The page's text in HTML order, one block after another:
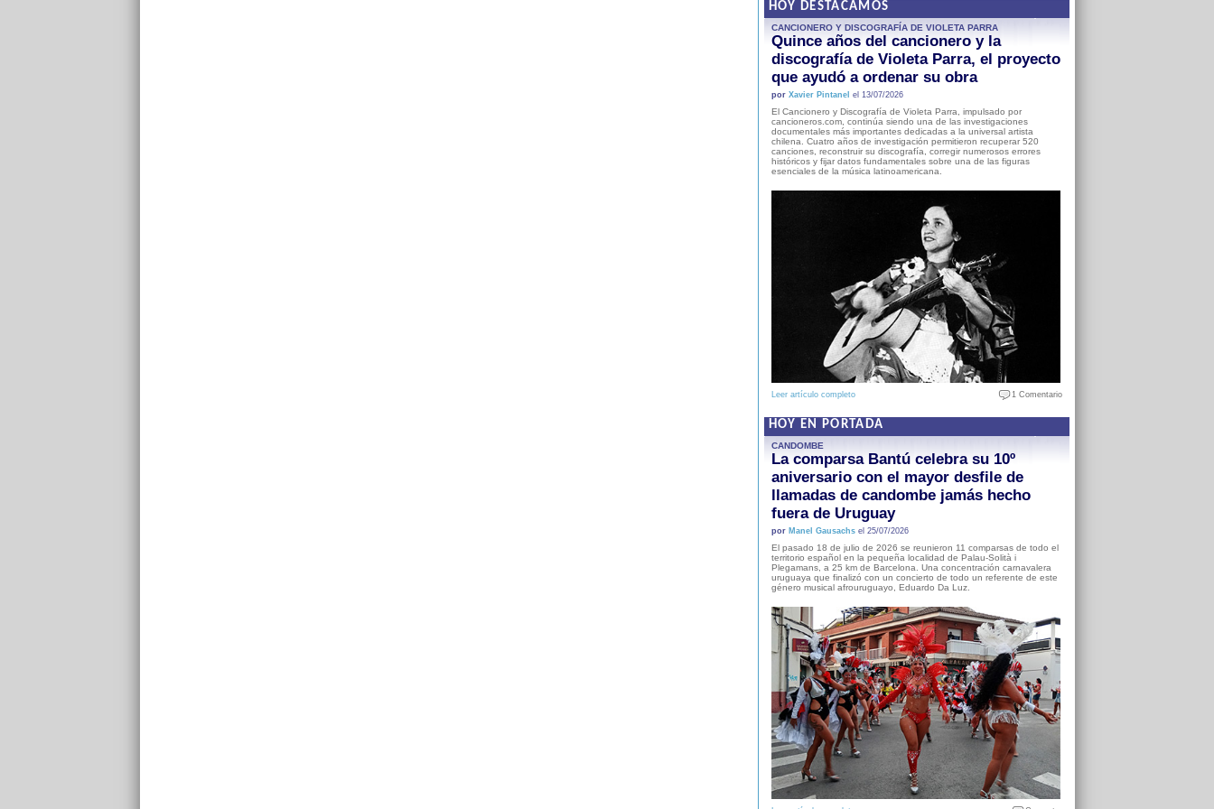
HOY DESTACAMOS
CANCIONERO Y DISCOGRAFÍA DE VIOLETA PARRA
Quince años del cancionero y la
discografía de Violeta Parra, el proyecto
que ayudó a ordenar su obra
por Xavier Pintanel el 13/07/2026
El Cancionero y Discografía de Violeta Parra, impulsado por
cancioneros.com, continúa siendo una de las investigaciones
documentales más importantes dedicadas a la universal artista
chilena. Cuatro años de investigación permitieron recuperar 520
canciones, reconstruir su discografía, corregir numerosos errores
históricos y fijar datos fundamentales sobre una de las figuras
esenciales de la música latinoamericana.
Leer artículo completo 1 Comentario
HOY EN PORTADA
CANDOMBE
La comparsa Bantú celebra su 10º
aniversario con el mayor desfile de
llamadas de candombe jamás hecho
fuera de Uruguay
por Manel Gausachsel 25/07/2026
El pasado 18 de julio de 2026 se reunieron 11 comparsas de todo el
territorio español en la pequeña localidad de Palau-Solità i
Plegamans, a 25 km de Barcelona. Una concentración carnavalera
uruguaya que finalizó con un concierto de todo un referente de este
género musical afrouruguayo, Eduardo Da Luz.